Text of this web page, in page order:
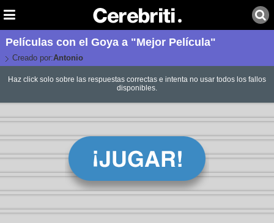
Películas con el Goya a "Mejor Película"
Creado por:Antonio
Haz click solo sobre las respuestas correctas e intenta no usar todos los fallos
disponibles.